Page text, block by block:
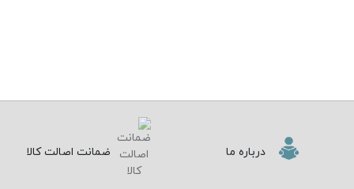
درباره ما ضمانت اصالت کالا